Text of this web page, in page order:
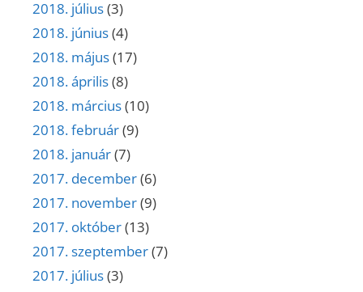
2018. július(3)
2018. június(4)
2018. május(17)
2018. április(8)
2018. március(10)
2018. február(9)
2018. január(7)
2017. december(6)
2017. november(9)
2017. október(13)
2017. szeptember(7)
2017. július(3)